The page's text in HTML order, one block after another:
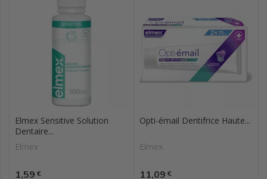
Elmex Sensitive Solution
Dentaire...
Elmex
Prix
1,59 €
Opti-émail Dentifrice Haute...
Elmex
Prix
11,09 €